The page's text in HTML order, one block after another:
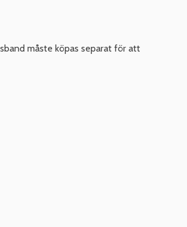
måste köpas separat för att